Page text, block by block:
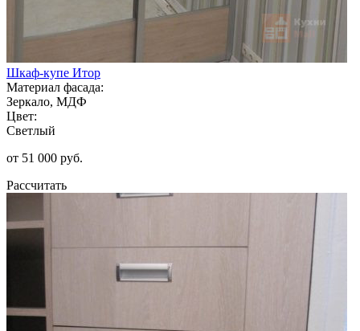
Шкаф-купе Итор
Материал фасада:
Зеркало, МДФ
Цвет:
Светлый
от 51 000 руб.
Рассчитать